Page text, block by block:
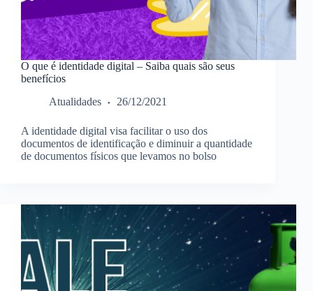
O que é identidade digital – Saiba quais são seus
benefícios
Atualidades
26/12/2021
A identidade digital visa facilitar o uso dos
documentos de identificação e diminuir a quantidade
de documentos físicos que levamos no bolso